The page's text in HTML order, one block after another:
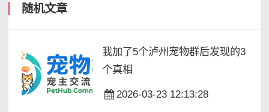
随机文章
我加了5个泸州宠物群后发现的3
个真相
2026-03-23 12:13:28